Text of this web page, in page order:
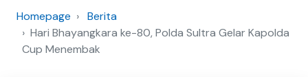
Homepage
Berita
Hari Bhayangkara ke-80, Polda Sultra Gelar Kapolda
Cup Menembak